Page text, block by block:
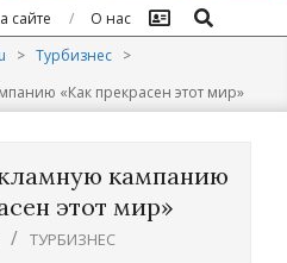
сайте О нас Поиск
> Турбизнес >
«Как прекрасен этот мир»
кампанию
этот мир»
ТУРБИЗНЕС